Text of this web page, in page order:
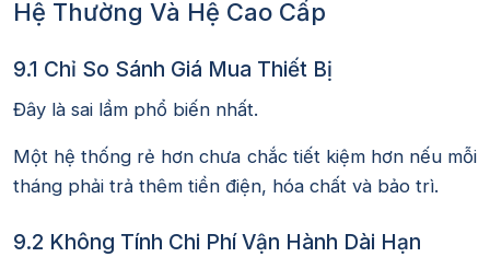
Hệ Thường Và Hệ Cao Cấp
9.1 Chỉ So Sánh Giá Mua Thiết Bị
Đây là sai lầm phổ biến nhất.
Một hệ thống rẻ hơn chưa chắc tiết kiệm hơn nếu mỗi
tháng phải trả thêm tiền điện, hóa chất và bảo trì.
9.2 Không Tính Chi Phí Vận Hành Dài Hạn